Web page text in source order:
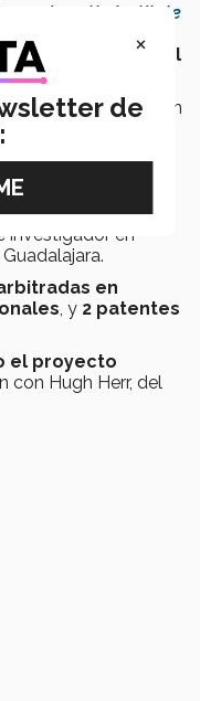
Institute
los proyectos del
proyectos con
digitales
como líder de
investigador en
en
, y 2 patentes
el proyecto
con Hugh Herr, del
×
de